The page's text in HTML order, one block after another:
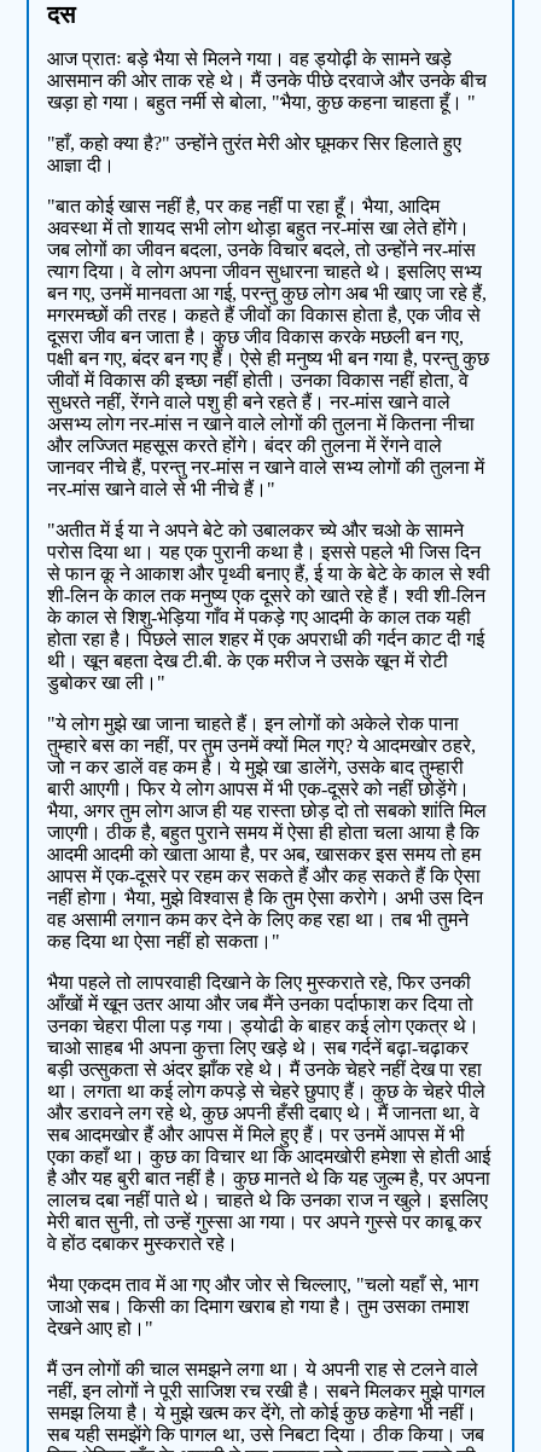
दस
आज प्रातः बड़े भैया से मिलने गया। वह ड्योढ़ी के सामने खड़े
आसमान की ओर ताक रहे थे। मैं उनके पीछे दरवाजे और उनके बीच
खड़ा हो गया। बहुत नर्मी से बोला, "भैया, कुछ कहना चाहता हूँ। "
"हाँ, कहो क्या है?" उन्होंने तुरंत मेरी ओर घूमकर सिर हिलाते हुए
आज्ञा दी।
"बात कोई खास नहीं है, पर कह नहीं पा रहा हूँ। भैया, आदिम
अवस्था में तो शायद सभी लोग थोड़ा बहुत नर-मांस खा लेते होंगे।
जब लोगों का जीवन बदला, उनके विचार बदले, तो उन्होंने नर-मांस
त्याग दिया। वे लोग अपना जीवन सुधारना चाहते थे। इसलिए सभ्य
बन गए, उनमें मानवता आ गई, परन्तु कुछ लोग अब भी खाए जा रहे हैं,
मगरमच्छों की तरह। कहते हैं जीवों का विकास होता है, एक जीव से
दूसरा जीव बन जाता है। कुछ जीव विकास करके मछली बन गए,
पक्षी बन गए, बंदर बन गए हैं। ऐसे ही मनुष्य भी बन गया है, परन्तु कुछ
जीवों में विकास की इच्छा नहीं होती। उनका विकास नहीं होता, वे
सुधरते नहीं, रेंगने वाले पशु ही बने रहते हैं। नर-मांस खाने वाले
असभ्य लोग नर-मांस न खाने वाले लोगों की तुलना में कितना नीचा
और लज्जित महसूस करते होंगे। बंदर की तुलना में रेंगने वाले
जानवर नीचे हैं, परन्तु नर-मांस न खाने वाले सभ्य लोगों की तुलना में
नर-मांस खाने वाले से भी नीचे हैं।"
"अतीत में ई या ने अपने बेटे को उबालकर च्ये और चओ के सामने
परोस दिया था। यह एक पुरानी कथा है। इससे पहले भी जिस दिन
से फान कू ने आकाश और पृथ्वी बनाए हैं, ई या के बेटे के काल से श्वी
शी-लिन के काल तक मनुष्य एक दूसरे को खाते रहे हैं। श्वी शी-लिन
के काल से शिशु-भेड़िया गाँव में पकड़े गए आदमी के काल तक यही
होता रहा है। पिछले साल शहर में एक अपराधी की गर्दन काट दी गई
थी। खून बहता देख टी.बी. के एक मरीज ने उसके खून में रोटी
डुबोकर खा ली।"
"ये लोग मुझे खा जाना चाहते हैं। इन लोगों को अकेले रोक पाना
तुम्हारे बस का नहीं, पर तुम उनमें क्यों मिल गए? ये आदमखोर ठहरे,
जो न कर डालें वह कम है। ये मुझे खा डालेंगे, उसके बाद तुम्हारी
बारी आएगी। फिर ये लोग आपस में भी एक-दूसरे को नहीं छोड़ेंगे।
भैया, अगर तुम लोग आज ही यह रास्ता छोड़ दो तो सबको शांति मिल
जाएगी। ठीक है, बहुत पुराने समय में ऐसा ही होता चला आया है कि
आदमी आदमी को खाता आया है, पर अब, खासकर इस समय तो हम
आपस में एक-दूसरे पर रहम कर सकते हैं और कह सकते हैं कि ऐसा
नहीं होगा। भैया, मुझे विश्वास है कि तुम ऐसा करोगे। अभी उस दिन
वह असामी लगान कम कर देने के लिए कह रहा था। तब भी तुमने
कह दिया था ऐसा नहीं हो सकता।"
भैया पहले तो लापरवाही दिखाने के लिए मुस्कराते रहे, फिर उनकी
आँखों में खून उतर आया और जब मैंने उनका पर्दाफाश कर दिया तो
उनका चेहरा पीला पड़ गया। ड्योढी के बाहर कई लोग एकत्र थे।
चाओ साहब भी अपना कुत्ता लिए खड़े थे। सब गर्दनें बढ़ा-चढ़ाकर
बड़ी उत्सुकता से अंदर झाँक रहे थे। मैं उनके चेहरे नहीं देख पा रहा
था। लगता था कई लोग कपड़े से चेहरे छुपाए हैं। कुछ के चेहरे पीले
और डरावने लग रहे थे, कुछ अपनी हँसी दबाए थे। मैं जानता था, वे
सब आदमखोर हैं और आपस में मिले हुए हैं। पर उनमें आपस में भी
एका कहाँ था। कुछ का विचार था कि आदमखोरी हमेशा से होती आई
है और यह बुरी बात नहीं है। कुछ मानते थे कि यह जुल्म है, पर अपना
लालच दबा नहीं पाते थे। चाहते थे कि उनका राज न खुले। इसलिए
मेरी बात सुनी, तो उन्हें गुस्सा आ गया। पर अपने गुस्से पर काबू कर
वे होंठ दबाकर मुस्कराते रहे।
भैया एकदम ताव में आ गए और जोर से चिल्लाए, "चलो यहाँ से, भाग
जाओ सब। किसी का दिमाग खराब हो गया है। तुम उसका तमाश
देखने आए हो।"
मैं उन लोगों की चाल समझने लगा था। ये अपनी राह से टलने वाले
नहीं, इन लोगों ने पूरी साजिश रच रखी है। सबने मिलकर मुझे पागल
समझ लिया है। ये मुझे खत्म कर देंगे, तो कोई कुछ कहेगा भी नहीं।
सब यही समझेंगे कि पागल था, उसे निबटा दिया। ठीक किया। जब